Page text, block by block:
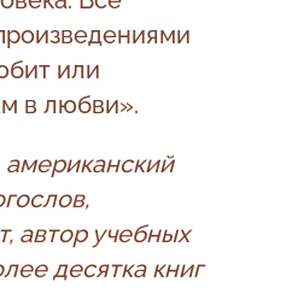
или
в любви».
американский
автор учебных
десятка книг